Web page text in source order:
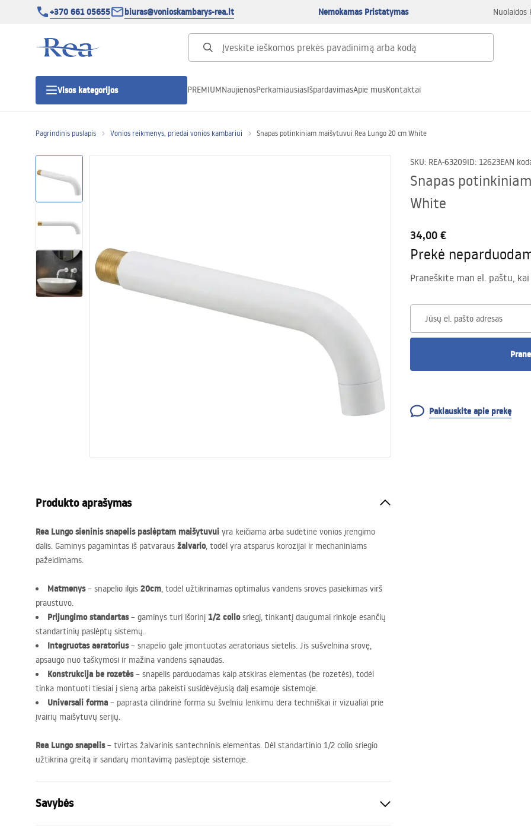
+370 661 05655 biuras@vonioskambarys-rea.lt Nemokamas Pristatymas Nuolaidos
Visos kategorijos
Dušo durys
Linijiniai dušo kanalai
Tualetai
PREMIUMNaujienosPerkamiausiasIšpardavimasApie musKontaktai
Pagrindinis puslapis Vonios reikmenys, priedai vonios kambariui Snapas potinkiniam maišytuvui Rea Lungo 20 cm White
SKU: REA-63209ID: 12623EAN
Snapas
White
34,00 €
Prekė
Praneškite man el. paštu,
Jūsų el. pašto adresas
Paklauskite apie prekę
Produkto aprašymas
Rea Lungo sieninis snapelis paslėptam maišytuvui yra keičiama arba sudėtinė vonios įrengimo
dalis. Gaminys pagamintas iš patvaraus žalvario, todėl yra atsparus korozijai ir mechaniniams
pažeidimams.
Matmenys– snapelio ilgis 20cm, todėl užtikrinamas optimalus vandens srovės pasiekimas virš
praustuvo.
Prijungimo standartas– gaminys turi išorinį 1/2 coliosriegį, tinkantį daugumai rinkoje esančių
standartinių paslėptų sistemų.
Integruotas aeratorius– snapelio gale įmontuotas aeratoriaus sietelis. Jis sušvelnina srovę,
apsaugo nuo taškymosi ir mažina vandens sąnaudas.
Konstrukcija be rozetės– snapelis parduodamas kaip atskiras elementas (be rozetės), todėl
tinka montuoti tiesiai į sieną arba pakeisti susidėvėjusią dalį esamoje sistemoje.
Universali forma – paprasta cilindrinė forma su švelniu lenkimu dera techniškai ir vizualiai prie
įvairių maišytuvų serijų.
Rea Lungo snapelis– tvirtas žalvarinis santechninis elementas. Dėl standartinio 1/2 colio sriegio
užtikrina greitą ir sandarų montavimą paslėptoje sistemoje.
Savybės